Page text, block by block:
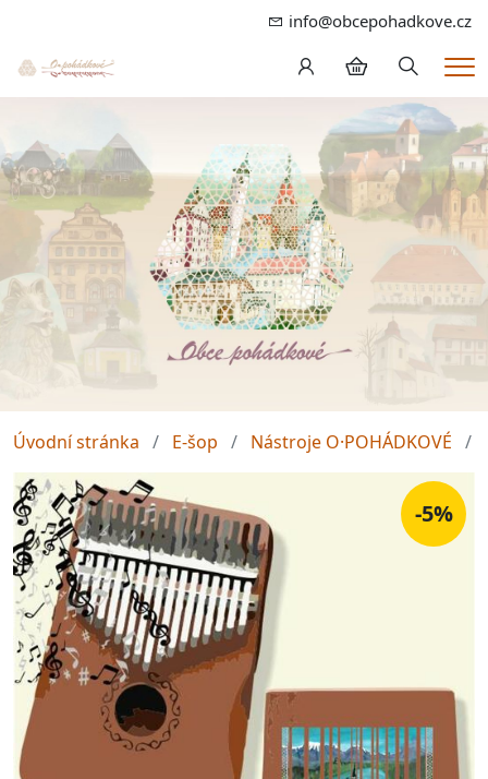
info@obcepohadkove.cz
Hledání
Úvodní stránka E-šop Nástroje O·POHÁDKOVÉ
-5%